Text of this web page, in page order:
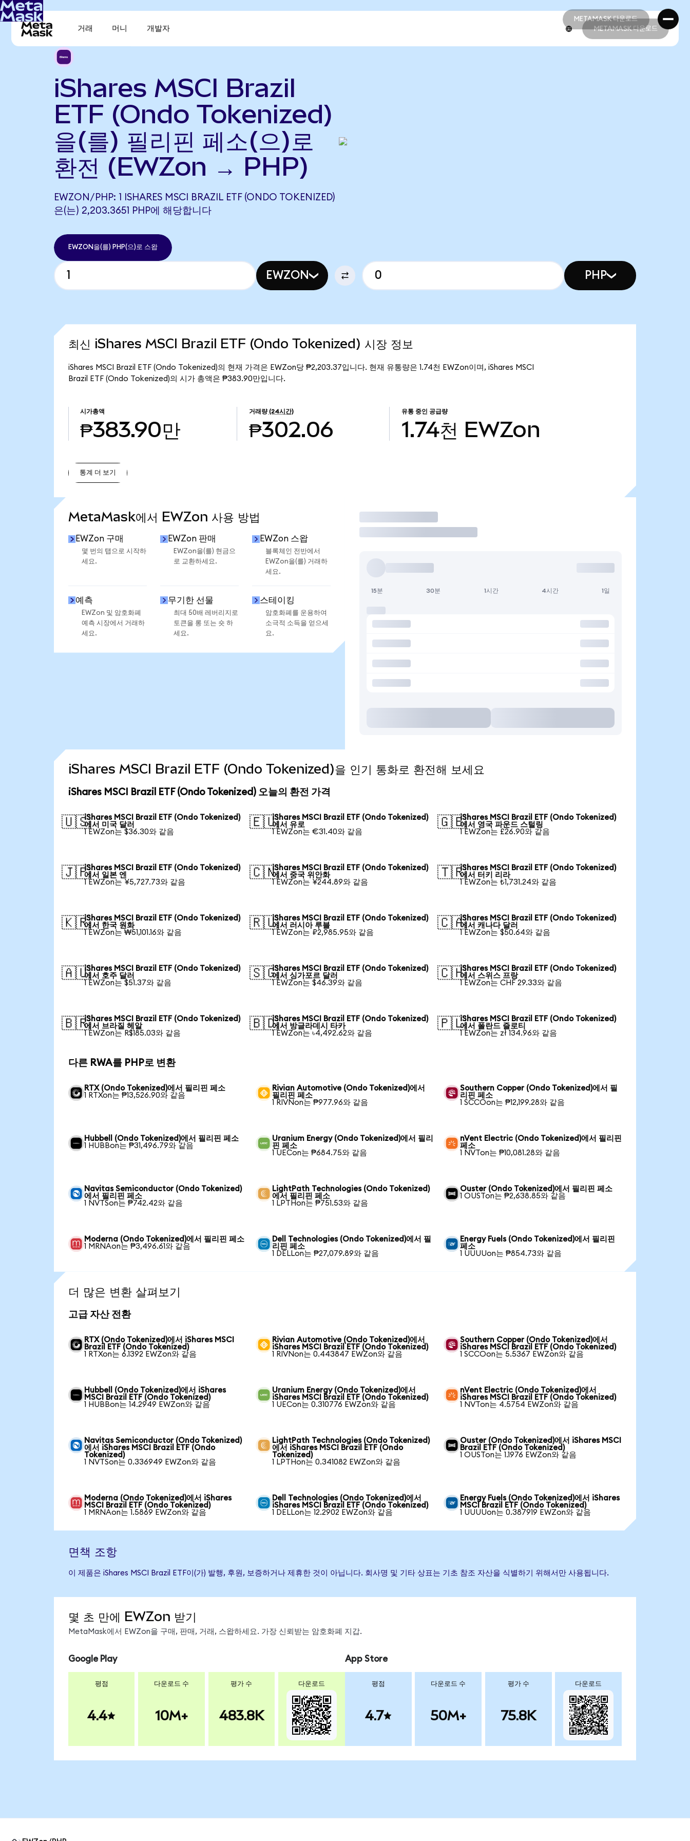
METAMASK 다운로드
METAMASK 다운로드
거래 머니 개발자 METAMASK 다운로드
iShares MSCI Brazil
ETF (Ondo Tokenized)
을(를) 필리핀 페소(으)로
환전 (EWZon → PHP)
EWZON/PHP: 1 ISHARES MSCI BRAZIL ETF (ONDO TOKENIZED)
은(는) 2,203.3651 PHP에 해당합니다
EWZON을(를) PHP(으)로 스왑
EWZON PHP
최신 iShares MSCI Brazil ETF (Ondo Tokenized) 시장 정보
iShares MSCI Brazil ETF (Ondo Tokenized)의 현재 가격은 EWZon당 ₱2,203.37입니다. 현재 유통량은 1.74천 EWZon이며, iShares MSCI
Brazil ETF (Ondo Tokenized)의 시가 총액은 ₱383.90만입니다.
시가총액
₱383.90만
거래량 (24시간)
₱302.06
유통 중인 공급량
1.74천 EWZon
통계 더 보기
MetaMask에서 EWZon 사용 방법
EWZon 구매
몇 번의 탭으로 시작하
세요.
EWZon 판매
EWZon을(를) 현금으
로 교환하세요.
EWZon 스왑
블록체인 전반에서
EWZon을(를) 거래하
세요.
예측
EWZon 및 암호화폐
예측 시장에서 거래하
세요.
무기한 선물
최대 50배 레버리지로
토큰을 롱 또는 숏 하
세요.
스테이킹
암호화폐를 운용하여
소극적 소득을 얻으세
요.
거래
15분 30분 1시간 4시간 1일
iShares MSCI Brazil ETF (Ondo Tokenized)을 인기 통화로 환전해 보세요
iShares MSCI Brazil ETF (Ondo Tokenized) 오늘의 환전 가격
🇺🇸iShares MSCI Brazil ETF (Ondo Tokenized)
에서 미국 달러
1 EWZon는 $36.30와 같음
🇪🇺iShares MSCI Brazil ETF (Ondo Tokenized)
에서 유로
1 EWZon는 €31.40와 같음
🇬🇧iShares MSCI Brazil ETF (Ondo Tokenized)
에서 영국 파운드 스털링
1 EWZon는 £26.90와 같음
🇯🇵iShares MSCI Brazil ETF (Ondo Tokenized)
에서 일본 엔
1 EWZon는 ¥5,727.73와 같음
🇨🇳iShares MSCI Brazil ETF (Ondo Tokenized)
에서 중국 위안화
1 EWZon는 ¥244.89와 같음
🇹🇷iShares MSCI Brazil ETF (Ondo Tokenized)
에서 터키 리라
1 EWZon는 ₺1,731.24와 같음
🇰🇷iShares MSCI Brazil ETF (Ondo Tokenized)
에서 한국 원화
1 EWZon는 ₩51,101.16와 같음
🇷🇺iShares MSCI Brazil ETF (Ondo Tokenized)
에서 러시아 루블
1 EWZon는 ₽2,985.95와 같음
🇨🇦iShares MSCI Brazil ETF (Ondo Tokenized)
에서 캐나다 달러
1 EWZon는 $50.64와 같음
🇦🇺iShares MSCI Brazil ETF (Ondo Tokenized)
에서 호주 달러
1 EWZon는 $51.37와 같음
🇸🇬iShares MSCI Brazil ETF (Ondo Tokenized)
에서 싱가포르 달러
1 EWZon는 $46.39와 같음
🇨🇭iShares MSCI Brazil ETF (Ondo Tokenized)
에서 스위스 프랑
1 EWZon는 CHF 29.33와 같음
🇧🇷iShares MSCI Brazil ETF (Ondo Tokenized)
에서 브라질 헤알
1 EWZon는 R$185.03와 같음
🇧🇩iShares MSCI Brazil ETF (Ondo Tokenized)
에서 방글라데시 타카
1 EWZon는 ৳4,492.62와 같음
🇵🇱iShares MSCI Brazil ETF (Ondo Tokenized)
에서 폴란드 즐로티
1 EWZon는 zł 134.96와 같음
다른 RWA를 PHP로 변환
RTX (Ondo Tokenized)에서 필리핀 페소
1 RTXon는 ₱13,526.90와 같음
Rivian Automotive (Ondo Tokenized)에서
필리핀 페소
1 RIVNon는 ₱977.96와 같음
Southern Copper (Ondo Tokenized)에서 필
리핀 페소
1 SCCOon는 ₱12,199.28와 같음
Hubbell (Ondo Tokenized)에서 필리핀 페소
1 HUBBon는 ₱31,496.79와 같음
Uranium Energy (Ondo Tokenized)에서 필리
핀 페소
1 UECon는 ₱684.75와 같음
nVent Electric (Ondo Tokenized)에서 필리핀
페소
1 NVTon는 ₱10,081.28와 같음
Navitas Semiconductor (Ondo Tokenized)
에서 필리핀 페소
1 NVTSon는 ₱742.42와 같음
LightPath Technologies (Ondo Tokenized)
에서 필리핀 페소
1 LPTHon는 ₱751.53와 같음
Ouster (Ondo Tokenized)에서 필리핀 페소
1 OUSTon는 ₱2,638.85와 같음
Moderna (Ondo Tokenized)에서 필리핀 페소
1 MRNAon는 ₱3,496.61와 같음
Dell Technologies (Ondo Tokenized)에서 필
리핀 페소
1 DELLon는 ₱27,079.89와 같음
Energy Fuels (Ondo Tokenized)에서 필리핀
페소
1 UUUUon는 ₱854.73와 같음
더 많은 변환 살펴보기
고급 자산 전환
RTX (Ondo Tokenized)에서 iShares MSCI
Brazil ETF (Ondo Tokenized)
1 RTXon는 6.1392 EWZon와 같음
Rivian Automotive (Ondo Tokenized)에서
iShares MSCI Brazil ETF (Ondo Tokenized)
1 RIVNon는 0.443847 EWZon와 같음
Southern Copper (Ondo Tokenized)에서
iShares MSCI Brazil ETF (Ondo Tokenized)
1 SCCOon는 5.5367 EWZon와 같음
Hubbell (Ondo Tokenized)에서 iShares
MSCI Brazil ETF (Ondo Tokenized)
1 HUBBon는 14.2949 EWZon와 같음
Uranium Energy (Ondo Tokenized)에서
iShares MSCI Brazil ETF (Ondo Tokenized)
1 UECon는 0.310776 EWZon와 같음
nVent Electric (Ondo Tokenized)에서
iShares MSCI Brazil ETF (Ondo Tokenized)
1 NVTon는 4.5754 EWZon와 같음
Navitas Semiconductor (Ondo Tokenized)
에서 iShares MSCI Brazil ETF (Ondo
Tokenized)
1 NVTSon는 0.336949 EWZon와 같음
LightPath Technologies (Ondo Tokenized)
에서 iShares MSCI Brazil ETF (Ondo
Tokenized)
1 LPTHon는 0.341082 EWZon와 같음
Ouster (Ondo Tokenized)에서 iShares MSCI
Brazil ETF (Ondo Tokenized)
1 OUSTon는 1.1976 EWZon와 같음
Moderna (Ondo Tokenized)에서 iShares
MSCI Brazil ETF (Ondo Tokenized)
1 MRNAon는 1.5869 EWZon와 같음
Dell Technologies (Ondo Tokenized)에서
iShares MSCI Brazil ETF (Ondo Tokenized)
1 DELLon는 12.2902 EWZon와 같음
Energy Fuels (Ondo Tokenized)에서 iShares
MSCI Brazil ETF (Ondo Tokenized)
1 UUUUon는 0.387919 EWZon와 같음
면책 조항
이 제품은 iShares MSCI Brazil ETF이(가) 발행, 후원, 보증하거나 제휴한 것이 아닙니다. 회사명 및 기타 상표는 기초 참조 자산을 식별하기 위해서만 사용됩니다.
몇 초 만에 EWZon 받기
MetaMask에서 EWZon을 구매, 판매, 거래, 스왑하세요. 가장 신뢰받는 암호화폐 지갑.
Google Play
평점
4.4
다운로드 수
10M+
평가 수
483.8K
다운로드
App Store
평점
4.7
다운로드 수
50M+
평가 수
75.8K
다운로드